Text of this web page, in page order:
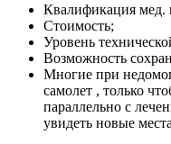
Квалификация мед.
Стоимость;
Уровень
Возможность
Многие при
самолет , только
параллельно с
увидеть новые